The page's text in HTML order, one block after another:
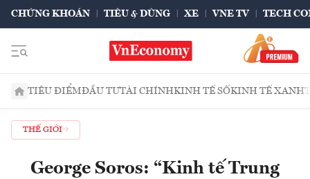
CHỨNG KHOÁN TIÊU & DÙNG XE VNE TV TECH
TIÊU ĐIỂMĐẦU TƯTÀI CHÍNHKINH TẾ SỐKINH TẾ XANH
THẾ GIỚI
George Soros: “Kinh tế Trung